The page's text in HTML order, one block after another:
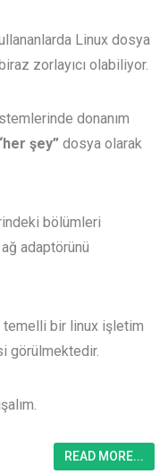
Linux dosya
zorlayıcı olabiliyor.
donanım
şey” dosya olarak
bölümleri
adaptörünü
temelli bir linux işletim
görülmektedir.
READ MORE...